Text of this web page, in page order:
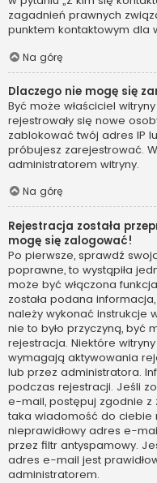
zagadnień prawnych
punktem kontaktowym dla
Na górę
Dlaczego nie mogę się
Być może właściciel
rejestrowały się nowe
zablokować twój adres IP
próbujesz zarejestrować.
administratorem witryny.
Na górę
Rejestracja została
mogę się zalogować!
Po pierwsze, sprawdź
poprawne, to wystąpiła
może być włączona
została podana
należy wykonać instrukcje
nie to było przyczyną, być
rejestracja. Niektóre
wymagają aktywowania
lub przez administratora.
podczas rejestracji. Jeśli
e-mail, postępuj zgodnie z
taka wiadomość do ciebie
nieprawidłowy adres e-
przez filtr antyspamowy.
adres e-mail jest
administratorem.